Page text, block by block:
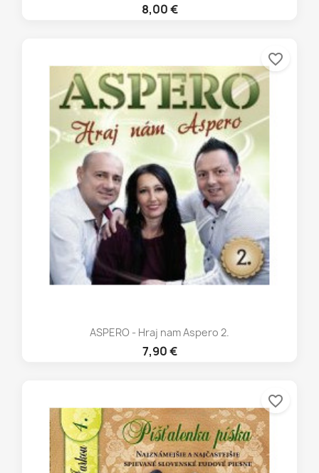
8,00 €
ASPERO - Hraj nam Aspero 2.
7,90 €
favorite_border
favorite_border